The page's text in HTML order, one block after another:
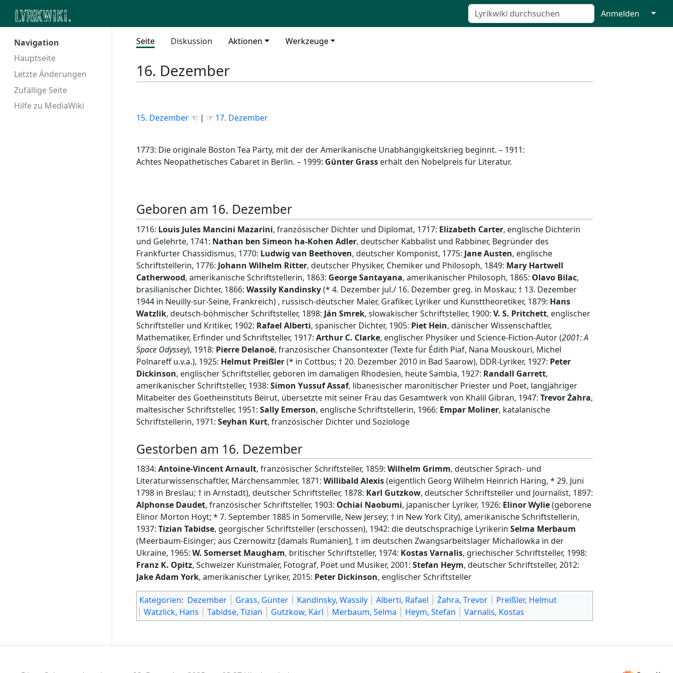
Anmelden ↓
Navigation
Hauptseite
Letzte Änderungen
Zufällige Seite
Hilfe zu MediaWiki
Seite Diskussion Aktionen Werkzeuge
16. Dezember
15. Dezember ☜ | ☞ 17. Dezember
1773: Die originale Boston Tea Party, mit der der Amerikanische Unabhängigkeitskrieg beginnt. – 1911:
Achtes Neopathetisches Cabaret in Berlin. – 1999: Günter Grass erhält den Nobelpreis für Literatur.
Geboren am 16. Dezember
1716: Louis Jules Mancini Mazarini, französischer Dichter und Diplomat, 1717: Elizabeth Carter, englische Dichterin
und Gelehrte, 1741: Nathan ben Simeon ha-Kohen Adler, deutscher Kabbalist und Rabbiner, Begründer des
Frankfurter Chassidismus, 1770: Ludwig van Beethoven, deutscher Komponist, 1775: Jane Austen, englische
Schriftstellerin, 1776: Johann Wilhelm Ritter, deutscher Physiker, Chemiker und Philosoph, 1849: Mary Hartwell
Catherwood, amerikanische Schriftstellerin, 1863: George Santayana, amerikanischer Philosoph, 1865: Olavo Bilac,
brasilianischer Dichter, 1866: Wassily Kandinsky(* 4. Dezember jul./ 16. Dezember greg. in Moskau; † 13. Dezember
1944 in Neuilly-sur-Seine, Frankreich) , russisch-deutscher Maler, Grafiker, Lyriker und Kunsttheoretiker, 1879: Hans
Watzlik, deutsch-böhmischer Schriftsteller, 1898: Ján Smrek, slowakischer Schriftsteller, 1900: V. S. Pritchett, englischer
Schriftsteller und Kritiker, 1902: Rafael Alberti, spanischer Dichter, 1905: Piet Hein, dänischer Wissenschaftler,
Mathematiker, Erfinder und Schriftsteller, 1917: Arthur C. Clarke, englischer Physiker und Science-Fiction-Autor (2001: A
Space Odyssey), 1918: Pierre Delanoë, französischer Chansontexter (Texte für Édith Piaf, Nana Mouskouri, Michel
Polnareff u.v.a.), 1925: Helmut Preißler(* in Cottbus; † 20. Dezember 2010 in Bad Saarow), DDR-Lyriker, 1927: Peter
Dickinson, englischer Schriftsteller, geboren im damaligen Rhodesien, heute Sambia, 1927: Randall Garrett,
amerikanischer Schriftsteller, 1938: Simon Yussuf Assaf, libanesischer maronitischer Priester und Poet, langjähriger
Mitabeiter des Goetheinstituts Beirut, übersetzte mit seiner Frau das Gesamtwerk von Khalil Gibran, 1947: Trevor Żahra,
maltesischer Schriftsteller, 1951: Sally Emerson, englische Schriftstellerin, 1966: Empar Moliner, katalanische
Schriftstellerin, 1971: Seyhan Kurt, französischer Dichter und Soziologe
Gestorben am 16. Dezember
1834: Antoine-Vincent Arnault, französischer Schriftsteller, 1859: Wilhelm Grimm, deutscher Sprach- und
Literaturwissenschaftler, Märchensammler, 1871: Willibald Alexis(eigentlich Georg Wilhelm Heinrich Häring, * 29. Juni
1798 in Breslau; † in Arnstadt), deutscher Schriftsteller, 1878: Karl Gutzkow, deutscher Schriftsteller und Journalist, 1897:
Alphonse Daudet, französischer Schriftsteller, 1903: Ochiai Naobumi, japanischer Lyriker, 1926: Elinor Wylie(geborene
Elinor Morton Hoyt; * 7. September 1885 in Somerville, New Jersey; † in New York City), amerikanische Schriftstellerin,
1937: Tizian Tabidse, georgischer Schriftsteller (erschossen), 1942: die deutschsprachige Lyrikerin Selma Merbaum
(Meerbaum-Eisinger; aus Czernowitz [damals Rumänien], † im deutschen Zwangsarbeitslager Michailowka in der
Ukraine, 1965: W. Somerset Maugham, britischer Schriftsteller, 1974: Kostas Varnalis, griechischer Schriftsteller, 1998:
Franz K. Opitz, Schweizer Kunstmaler, Fotograf, Poet und Musiker, 2001: Stefan Heym, deutscher Schriftsteller, 2012:
Jake Adam York, amerikanischer Lyriker, 2015: Peter Dickinson, englischer Schriftsteller
Kategorien: Dezember Grass, Günter Kandinsky, Wassily Alberti, Rafael Żahra, Trevor
Preißler, Helmut
Watzlick, Hans
Tabidse, Tizian Gutzkow, Karl Merbaum, Selma Heym, Stefan Varnalis, Kostas